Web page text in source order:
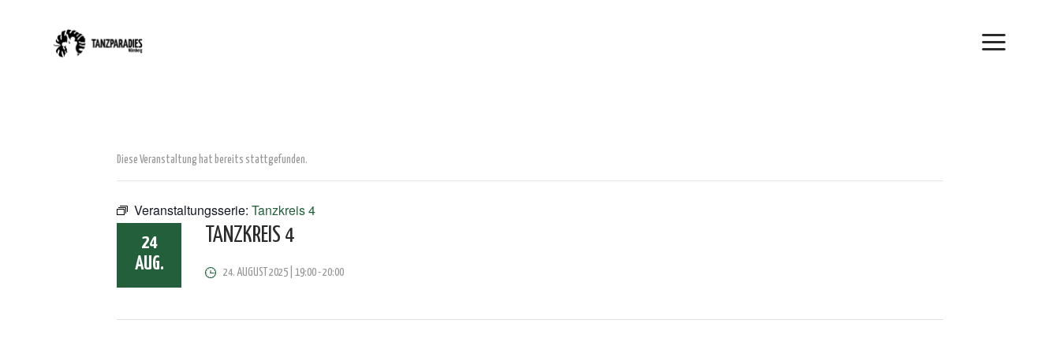
Diese Veranstaltung hat bereits stattgefunden.
Veranstaltungsserie: Tanzkreis 4
24
AUG.
TANZKREIS 4
24. AUGUST 2025 | 19:00-20:00